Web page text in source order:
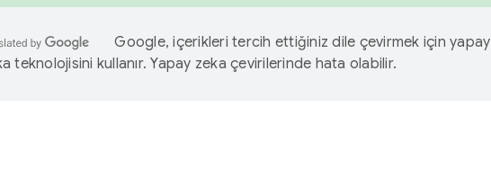
Google, içerikleri tercih ettiğiniz dile çevirmek için yapay
teknolojisini kullanır. Yapay zeka çevirilerinde hata olabilir.